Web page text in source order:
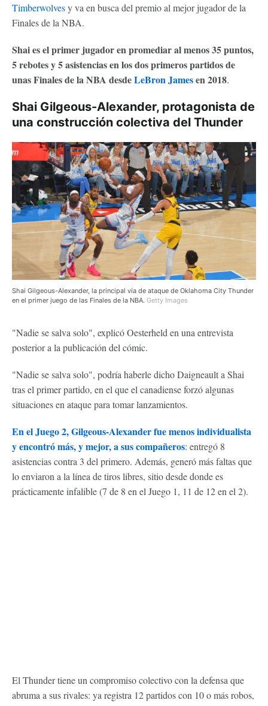
Timberwolvesy va en busca del premio al mejor jugador de la
Finales de la NBA.
Shai es el primer jugador en promediar al menos 35 puntos,
5 rebotes y 5 asistencias en los dos primeros partidos de
unas Finales de la NBA desdeLeBron Jamesen 2018.
Shai Gilgeous-Alexander, protagonista de
una construcción colectiva del Thunder
Shai Gilgeous-Alexander, la principal vía de ataque de Oklahoma City Thunder
en el primer juego de las Finales de la NBA. Getty Images
"Nadie se salva solo", explicó Oesterheld en una entrevista
posterior a la publicación del cómic.
"Nadie se salva solo", podría haberle dicho Daigneault a Shai
tras el primer partido, en el que el canadiense forzó algunas
situaciones en ataque para tomar lanzamientos.
En el Juego 2, Gilgeous-Alexander fue menos individualista
y encontró más, y mejor, a sus compañeros: entregó 8
asistencias contra 3 del primero. Además, generó más faltas que
lo enviaron a la línea de tiros libres, sitio desde donde es
prácticamente infalible (7 de 8 en el Juego 1, 11 de 12 en el 2).
El Thunder tiene un compromiso colectivo con la defensa que
abruma a sus rivales: ya registra 12 partidos con 10 o más robos,